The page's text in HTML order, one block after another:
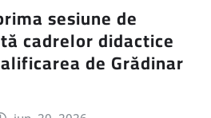
sesiune de
cadrelor didactice
de Grădinar